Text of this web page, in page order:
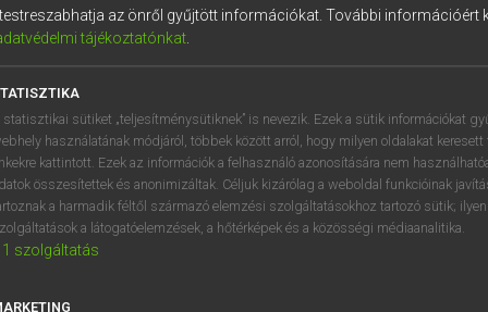
szótár
VAN ELŐFIZETÉSED?
megtekintéséhez.
az önről gyűjtött információkat. További információért
tájékoztatónkat.
statisztikai sütiket „teljesítménysütiknek” is nevezik. Ezek a sütik információkat
használatának módjáról, többek között arról, hogy milyen oldalakat keresett
kattintott. Ezek az információk a felhasználó azonosítására nem
összesítettek és anonimizáltak. Céljuk kizárólag a weboldal funkcióinak
a harmadik féltől származó elemzési szolgáltatásokhoz tartozó sütik;
a látogatóelemzések, a hőtérképek és a közösségi médiaanalitika.
1 szolgáltatás
DE CN FR ES IT NL
1 2 3 4 5 6 7 8 9
q w e r t z u i
a s d f g h j k l é
í y x c v b n m , .